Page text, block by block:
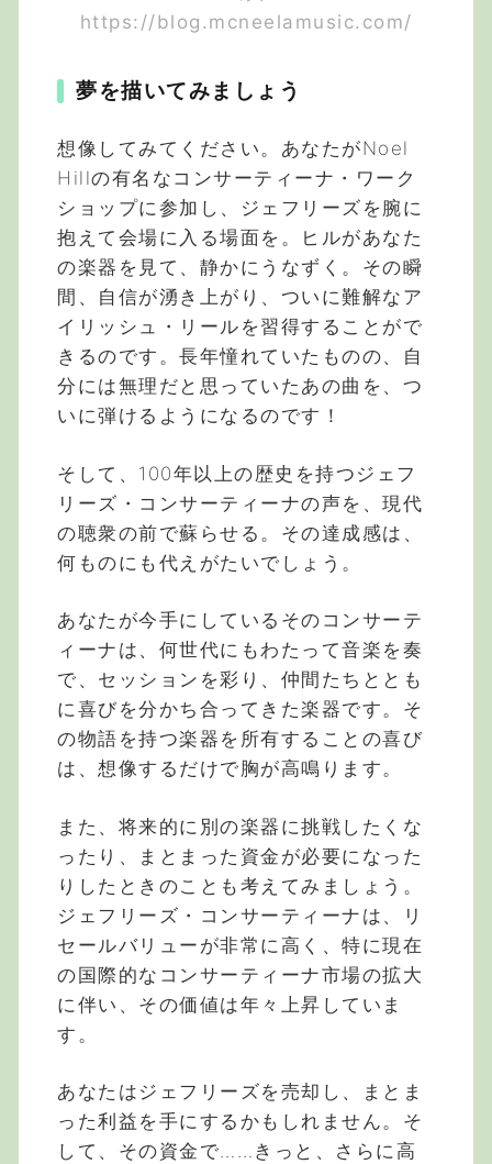
https://blog.mcneelamusic.com/
夢を描いてみましょう
想像してみてください。あなたがNoel
Hillの有名なコンサーティーナ・ワーク
ショップに参加し、ジェフリーズを腕に
抱えて会場に入る場面を。ヒルがあなた
の楽器を見て、静かにうなずく。その瞬
間、自信が湧き上がり、ついに難解なア
イリッシュ・リールを習得することがで
きるのです。長年憧れていたものの、自
分には無理だと思っていたあの曲を、つ
いに弾けるようになるのです！
そして、100年以上の歴史を持つジェフ
リーズ・コンサーティーナの声を、現代
の聴衆の前で蘇らせる。その達成感は、
何ものにも代えがたいでしょう。
あなたが今手にしているそのコンサーテ
ィーナは、何世代にもわたって音楽を奏
で、セッションを彩り、仲間たちととも
に喜びを分かち合ってきた楽器です。そ
の物語を持つ楽器を所有することの喜び
は、想像するだけで胸が高鳴ります。
また、将来的に別の楽器に挑戦したくな
ったり、まとまった資金が必要になった
りしたときのことも考えてみましょう。
ジェフリーズ・コンサーティーナは、リ
セールバリューが非常に高く、特に現在
の国際的なコンサーティーナ市場の拡大
に伴い、その価値は年々上昇していま
す。
あなたはジェフリーズを売却し、まとま
った利益を手にするかもしれません。そ
して、その資金で……きっと、さらに高